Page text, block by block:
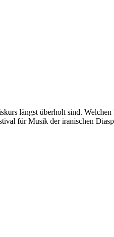
längst überholt sind. Welchen
für Musik der iranischen